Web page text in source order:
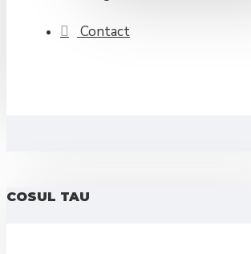
Contact
COSUL TAU